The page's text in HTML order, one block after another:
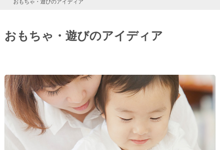
おもちゃ・遊びのアイディア
おもちゃ・遊びのアイディア